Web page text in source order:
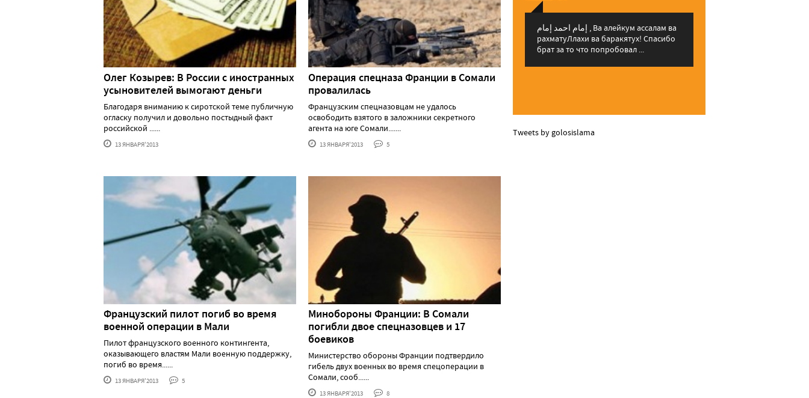
Олег Козырев: В России с иностранных
усыновителей вымогают деньги
Благодаря вниманию к сиротской теме публичную
огласку получил и довольно постыдный факт
российской ......
13 ЯНВАРЯ'2013
Операция спецназа Франции в Сомали
провалилась
Французским спецназовцам не удалось
освободить взятого в заложники секретного
агента на юге Сомали.......
13 ЯНВАРЯ'2013 5
Французский пилот погиб во время
военной операции в Мали
Пилот французского военного контингента,
оказывающего властям Мали военную поддержку,
погиб во время......
13 ЯНВАРЯ'2013 5
Минобороны Франции: В Сомали
погибли двое спецназовцев и 17
боевиков
Министерство обороны Франции подтвердило
гибель двух военных во время спецоперации в
Сомали, сооб......
13 ЯНВАРЯ'2013 8
إمام احمد إمام , Ва алейкум ассалам ва
рахматуЛлахи ва баракятух! Спасибо
брат за то что попробовал ...
Tweets by golosislama